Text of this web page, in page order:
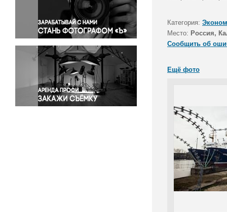
Правосудие
Происшествия и конфликты
Религия
Светская жизнь
Спорт
Экология
Экономика и бизнес
Категория:
Место: Россия,
Сообщить об
Ещё фото